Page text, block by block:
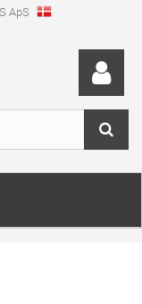
ApS